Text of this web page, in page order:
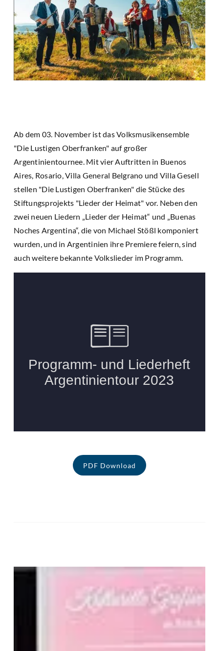
PDF Download
Ab dem 03. November ist das Volksmusikensemble
"Die Lustigen Oberfranken" auf großer
Argentinientournee. Mit vier Auftritten in Buenos
Aires, Rosario, Villa General Belgrano und Villa Gesell
stellen "Die Lustigen Oberfranken" die Stücke des
Stiftungsprojekts "Lieder der Heimat" vor. Neben den
zwei neuen Liedern „Lieder der Heimat“ und „Buenas
Noches Argentina“, die von Michael Stößl komponiert
wurden, und in Argentinien ihre Premiere feiern, sind
auch weitere bekannte Volkslieder im Programm.